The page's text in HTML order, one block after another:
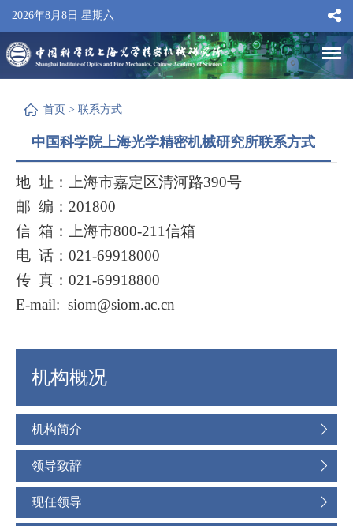
2026年8月8日 星期六
首页 > 联系方式
中国科学院上海光学精密机械研究所联系方式
地 址：上海市嘉定区清河路390号
邮 编：201800
信 箱：上海市800-211信箱
电 话：021-69918000
传 真：021-69918800
E-mail: siom@siom.ac.cn
机构概况
机构简介
领导致辞
现任领导